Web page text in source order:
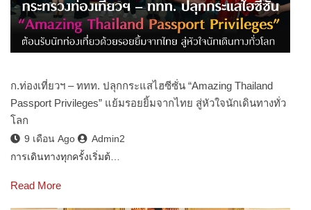
ก.ท่องเที่ยวฯ – ททท. ปลุกกระแสไฮซีซั่น “Amazing Thailand
Passport Privileges” แย้มรอยยิ้มจากไทย สู่หัวใจนักเดินทางทั่ว
โลก
9 เดือน Ago
Admin2
การเดินทางทุกครั้งเริ่มต้…
Read More